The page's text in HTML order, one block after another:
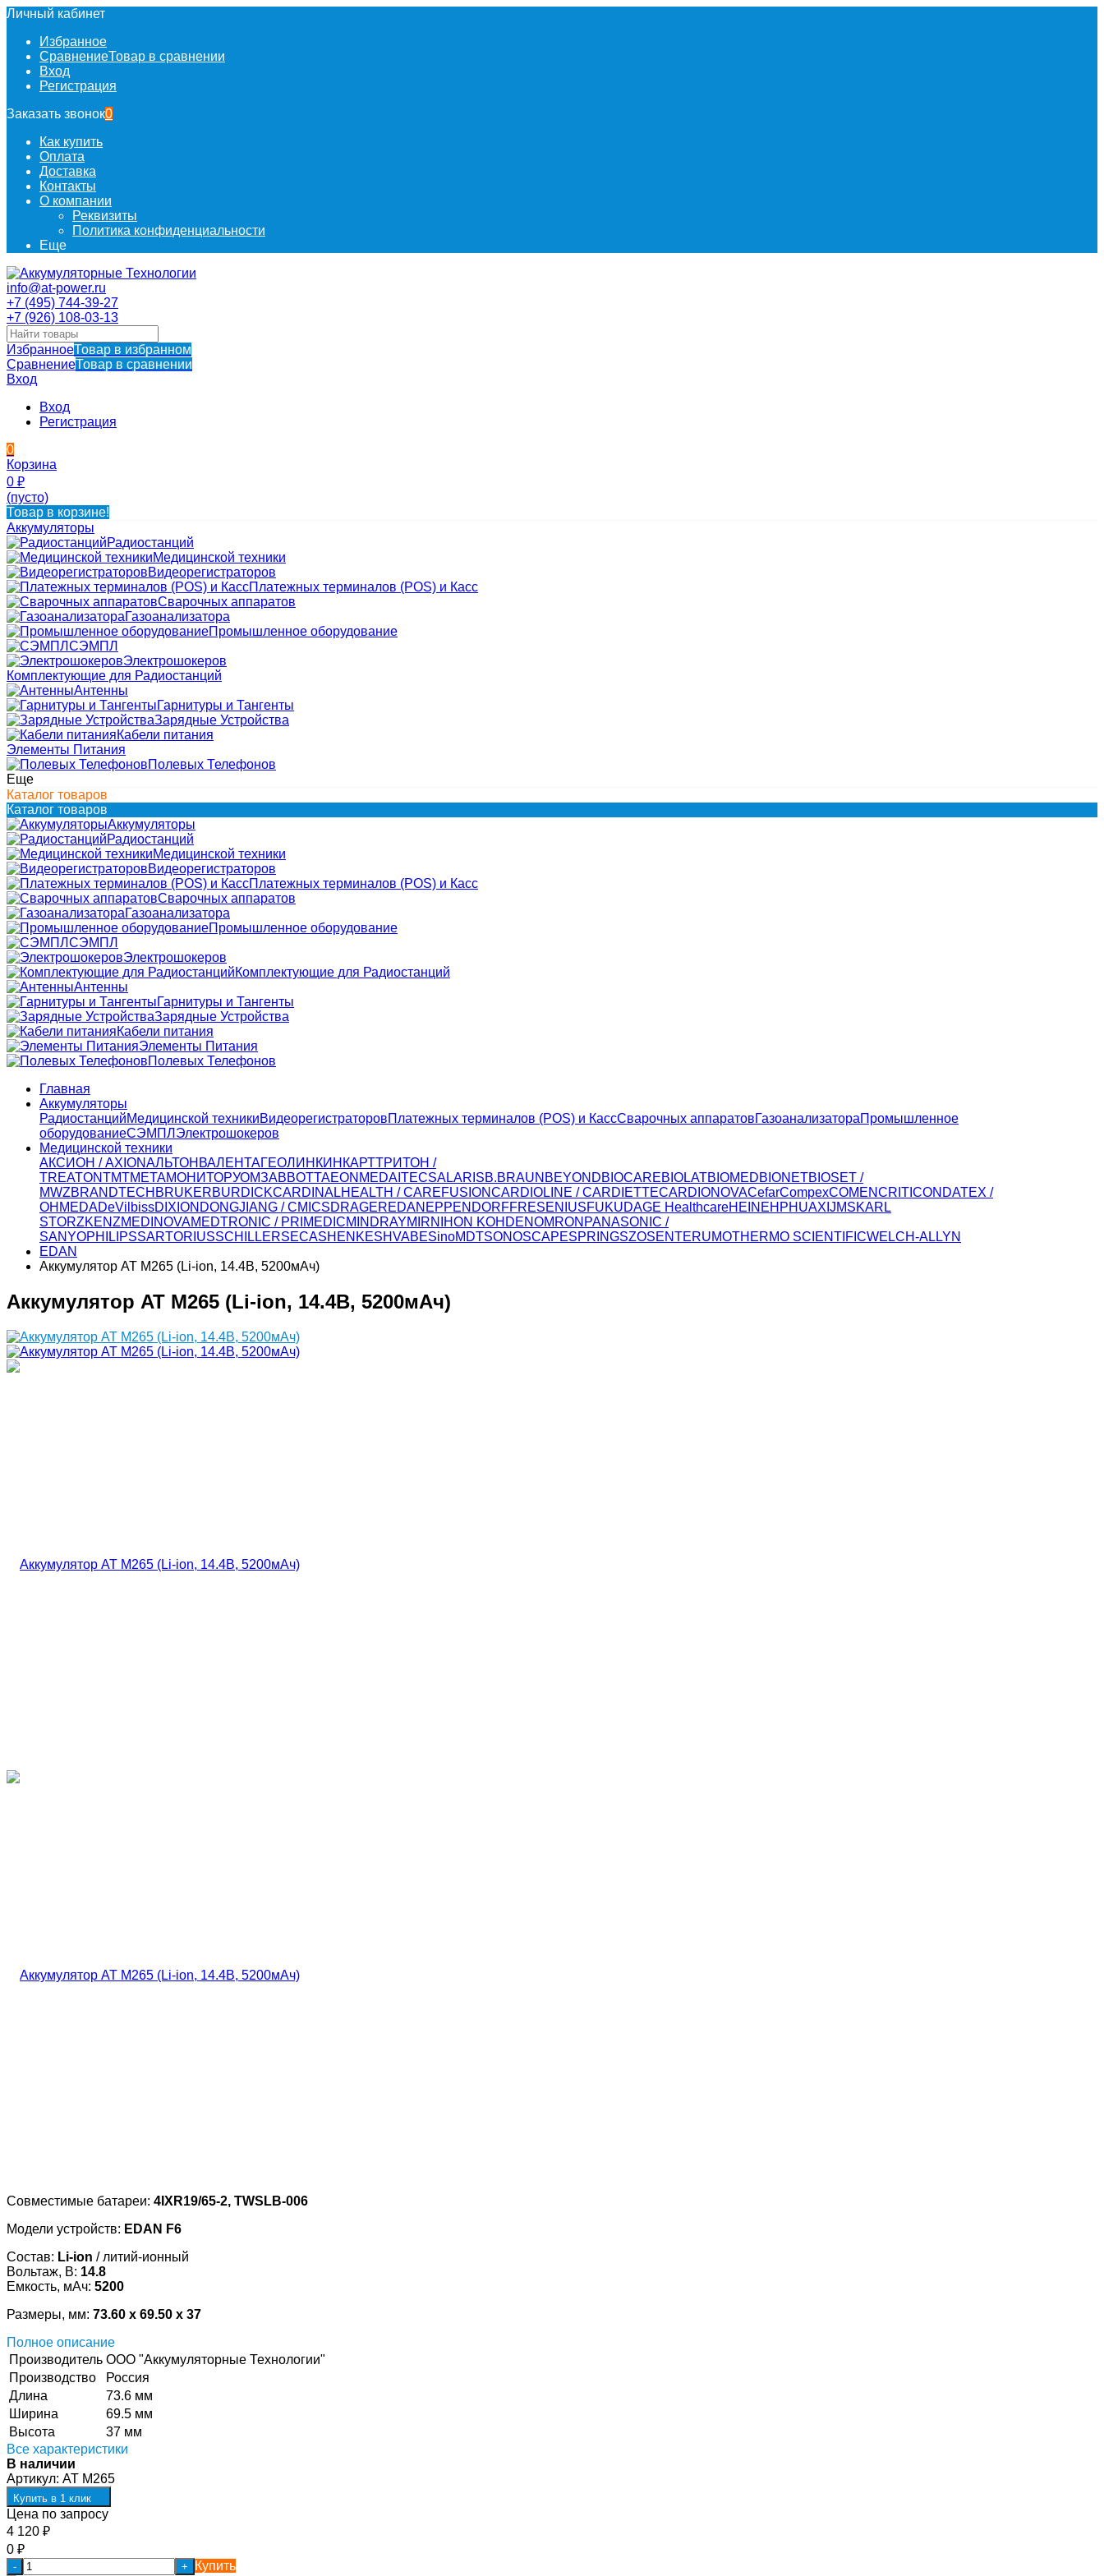
Личный кабинет
Избранное
СравнениеТовар в сравнении
Вход
Регистрация
Заказать звонок0
Как купить
Оплата
Доставка
Контакты
О компании
Реквизиты
Политика конфиденциальности
Еще
info@at-power.ru
+7 (495) 744-39-27
+7 (926) 108-03-13
ИзбранноеТовар в избранном
СравнениеТовар в сравнении
Вход
Вход
Регистрация
0
Корзина
0 ₽
(пусто)
Товар в корзине!
Аккумуляторы
Радиостанций
Медицинской техники
Видеорегистраторов
Платежных терминалов (POS) и Касс
Сварочных аппаратов
Газоанализатора
Промышленное оборудование
СЭМПЛ
Электрошокеров
Комплектующие для Радиостанций
Антенны
Гарнитуры и Тангенты
Зарядные Устройства
Кабели питания
Элементы Питания
Полевых Телефонов
Еще
Каталог товаров
Каталог товаров
Аккумуляторы
Радиостанций
Медицинской техники
Видеорегистраторов
Платежных терминалов (POS) и Касс
Сварочных аппаратов
Газоанализатора
Промышленное оборудование
СЭМПЛ
Электрошокеров
Комплектующие для Радиостанций
Антенны
Гарнитуры и Тангенты
Зарядные Устройства
Кабели питания
Элементы Питания
Полевых Телефонов
Главная
Аккумуляторы
РадиостанцийМедицинской техникиВидеорегистраторовПлатежных терминалов (POS) и КассСварочных аппаратовГазоанализатораПромышленное
оборудованиеСЭМПЛ Электрошокеров
Медицинской техники
АКСИОН / AXIONАЛЬТОН ВАЛЕНТАГЕОЛИНКИНКАРТТРИТОН /
TREATONТМТМЕТАМОНИТОРУОМЗABBOTTAEONMEDAITECSALARISB.BRAUN BEYONDBIOCAREBIOLATBIOMEDBIONETBIOSET /
MWZBRANDTECH BRUKERBURDICKCARDINALHEALTH / CAREFUSIONCARDIOLINE / CARDIETTECARDIONOVACefarCompexCOMENCRITICON DATEX /
OHMEDADeVilbissDIXION DONGJIANG / CMICSDRAGEREDAN EPPENDORFFRESENIUSFUKUDAGE HealthcareHEINEHPHUAXI JMSKARL
STORZKENZMEDINOVAMEDTRONIC / PRIMEDICMINDRAYMIRNIHON KOHDENOMRON PANASONIC /
SANYOPHILIPSSARTORIUSSCHILLERSECASHENKESHVABESinoMDTSONOSCAPESPRINGSZOSENTERUMOTHERMO SCIENTIFICWELCH-ALLYN
EDAN
Аккумулятор AT M265 (Li-ion, 14.4В, 5200мАч)
Аккумулятор AT M265 (Li-ion, 14.4В, 5200мАч)
Совместимые батареи: 4IXR19/65-2, TWSLB-006
Модели устройств: EDAN F6
Состав: Li-ion / литий-ионный
Вольтаж, В: 14.8
Емкость, мАч: 5200
Размеры, мм: 73.60 x 69.50 x 37
Полное описание
Производитель ООО "Аккумуляторные Технологии"
Производство
Россия
Длина
73.6 мм
Ширина
69.5 мм
Высота
37 мм
Все характеристики
В наличии
Артикул: AT M265
Купить в 1 клик
Цена по запросу
4 120 ₽
0 ₽
- + Купить